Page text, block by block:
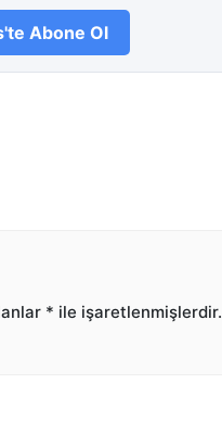
Abone Ol
* ile işaretlenmişlerdir.